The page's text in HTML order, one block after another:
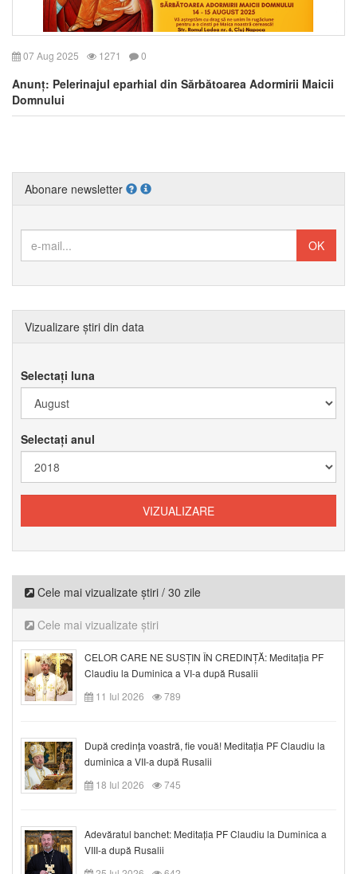
07 Aug 2025 1271 0
Anunț: Pelerinajul eparhial din Sărbătoarea Adormirii Maicii
Domnului
Abonare newsletter
Vizualizare știri din data
Selectați luna
Selectați anul
Cele mai vizualizate știri / 30 zile
Cele mai vizualizate știri
CELOR CARE NE SUSȚIN ÎN CREDINȚĂ: Meditația PF
Claudiu la Duminica a VI-a după Rusalii
11 Iul 2026
789
După credinţa voastră, fie vouă! Meditația PF Claudiu la
duminica a VII-a după Rusalii
18 Iul 2026
745
Adevăratul banchet: Meditația PF Claudiu la Duminica a
VIII-a după Rusalii